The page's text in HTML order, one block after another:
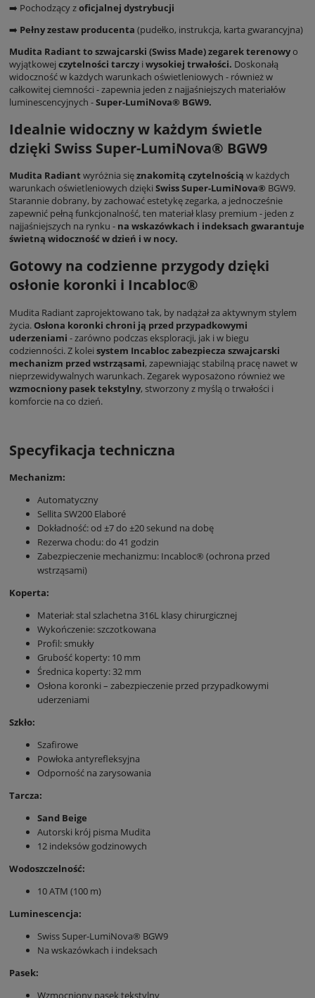
➡️ Pochodzący zoficjalnej dystrybucji
➡️ Pełny zestaw producenta (pudełko, instrukcja, karta gwarancyjna)
Mudita Radiant to szwajcarski (Swiss Made) zegarek terenowyo
wyjątkowej czytelności tarczy i wysokiej trwałości. Doskonałą
widoczność w każdych warunkach oświetleniowych - również w
całkowitej ciemności - zapewnia jeden z najjaśniejszych materiałów
luminescencyjnych -Super-LumiNova® BGW9.
Idealnie widoczny w każdym świetle
dzięki Swiss Super-LumiNova® BGW9
Mudita Radiant wyróżnia sięznakomitą czytelnością w każdych
warunkach oświetleniowych dzięki Swiss Super-LumiNova® BGW9.
Starannie dobrany, by zachować estetykę zegarka, a jednocześnie
zapewnić pełną funkcjonalność, ten materiał klasy premium - jeden z
najjaśniejszych na rynku - na wskazówkach i indeksach gwarantuje
świetną widoczność w dzień i w nocy.
Gotowy na codzienne przygody dzięki
osłonie koronki i Incabloc®
Mudita Radiant zaprojektowano tak, by nadążał za aktywnym stylem
życia. Osłona koronki chroni ją przed przypadkowymi
uderzeniami - zarówno podczas eksploracji, jak i w biegu
codzienności. Z kolei system Incabloc zabezpiecza szwajcarski
mechanizm przed wstrząsami, zapewniając stabilną pracę nawet w
nieprzewidywalnych warunkach. Zegarek wyposażono również we
wzmocniony pasek tekstylny, stworzony z myślą o trwałości i
komforcie na co dzień.
Specyfikacja techniczna
Mechanizm:
Automatyczny
Sellita SW200 Elaboré
Dokładność: od ±7 do ±20 sekund na dobę
Rezerwa chodu: do 41 godzin
Zabezpieczenie mechanizmu: Incabloc® (ochrona przed
wstrząsami)
Koperta:
Materiał: stal szlachetna 316L klasy chirurgicznej
Wykończenie: szczotkowana
Profil: smukły
Grubość koperty: 10 mm
Średnica koperty: 32 mm
Osłona koronki – zabezpieczenie przed przypadkowymi
uderzeniami
Szkło:
Szafirowe
Powłoka antyrefleksyjna
Odporność na zarysowania
Tarcza:
Sand Beige
Autorski krój pisma Mudita
12 indeksów godzinowych
Wodoszczelność:
10 ATM (100 m)
Luminescencja:
Swiss Super-LumiNova® BGW9
Na wskazówkach i indeksach
Pasek:
Wzmocniony pasek tekstylny